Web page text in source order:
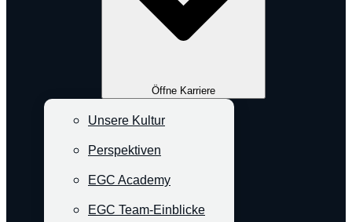
Öffne Karriere
Unsere Kultur
Perspektiven
EGC Academy
EGC Team-Einblicke